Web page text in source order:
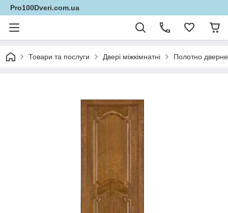
Pro100Dveri.com.ua
Товари та послуги Двері міжкімнатні Полотно